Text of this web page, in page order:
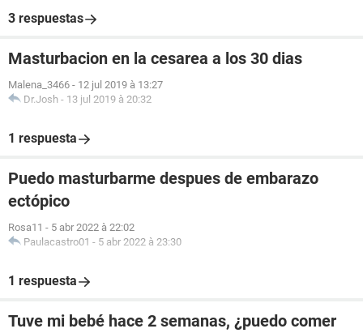
3 respuestas
Masturbacion en la cesarea a los 30 dias
Malena_3466 - 12 jul 2019 à 13:27
Dr.Josh - 13 jul 2019 à 20:32
1 respuesta
Puedo masturbarme despues de embarazo
ectópico
Rosa11 - 5 abr 2022 à 22:02
Paulacastro01 - 5 abr 2022 à 23:30
1 respuesta
Tuve mi bebé hace 2 semanas, ¿puedo comer